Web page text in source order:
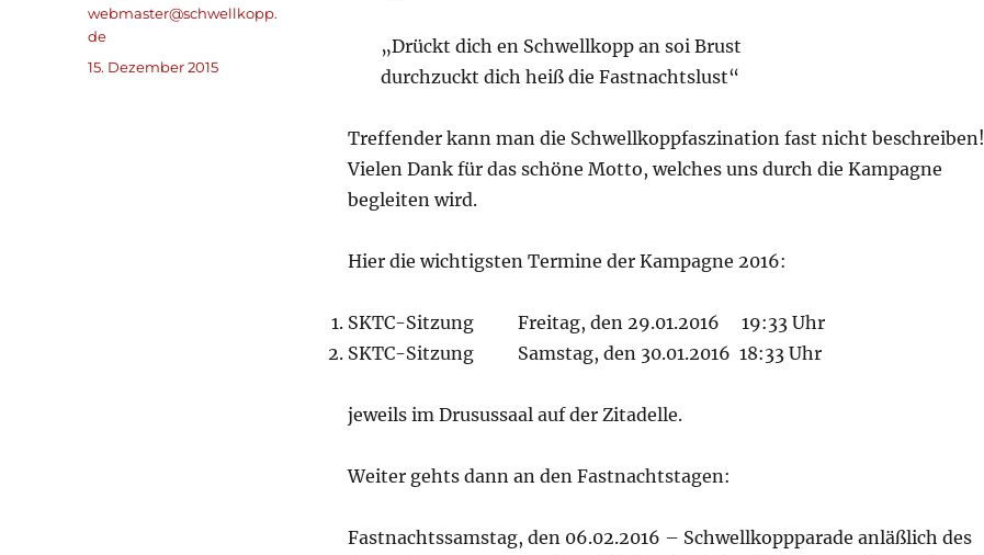
„Drückt dich en Schwellkopp an soi Brust
durchzuckt dich heiß die Fastnachtslust“
Treffender kann man die Schwellkoppfaszination fast nicht beschreiben!
Vielen Dank für das schöne Motto, welches uns durch die Kampagne
begleiten wird.
Hier die wichtigsten Termine der Kampagne 2016:
SKTC-Sitzung Freitag, den 29.01.2016 19:33 Uhr
SKTC-Sitzung Samstag, den 30.01.2016 18:33 Uhr
jeweils im Drusussaal auf der Zitadelle.
Weiter gehts dann an den Fastnachtstagen:
Fastnachtssamstag, den 06.02.2016 – Schwellkoppparade anläßlich des
Autor
webmaster@schwellkopp.
de
Veröffentlicht
15. Dezember 2015